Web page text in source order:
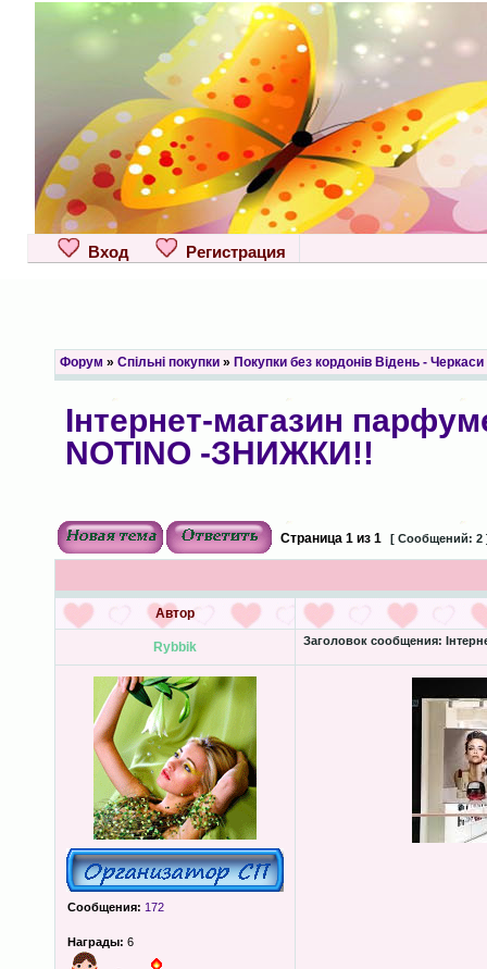
Вход Регистрация
Форум » Спільні покупки» Покупки без кордонів Відень - Черкаси
Інтернет-магазин
NOTINO -ЗНИЖКИ!!
Страница 1из 1 [ Сообщений: 2
Автор
Rybbik Заголовок сообщения:
Сообщения: 172
Награды: 6